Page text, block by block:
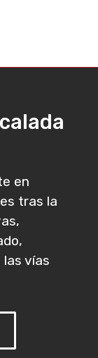
en
tras la
vías